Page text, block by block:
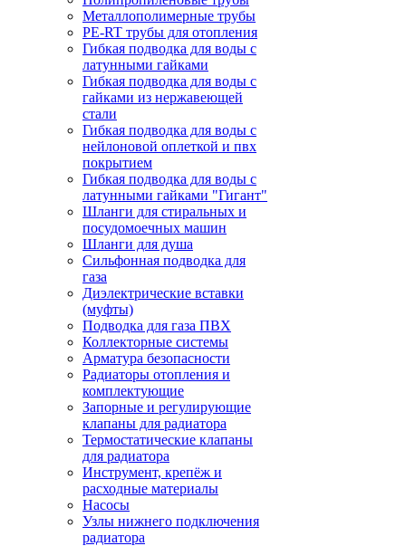
Металлополимерные трубы
PE-RT трубы для отопления
Гибкая подводка для воды с
латунными гайками
Гибкая подводка для воды с
гайками из нержавеющей
стали
Гибкая подводка для воды с
нейлоновой оплеткой и пвх
покрытием
Гибкая подводка для воды с
латунными гайками "Гигант"
Шланги для стиральных и
посудомоечных машин
Шланги для душа
Сильфонная подводка для
газа
Диэлектрические вставки
(муфты)
Подводка для газа ПВХ
Коллекторные системы
Арматура безопасности
Радиаторы отопления и
комплектующие
Запорные и регулирующие
клапаны для радиатора
Термостатические клапаны
для радиатора
Инструмент, крепёж и
расходные материалы
Насосы
Узлы нижнего подключения
радиатора